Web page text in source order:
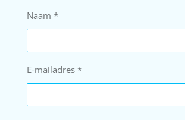
Naam *
E-mailadres *